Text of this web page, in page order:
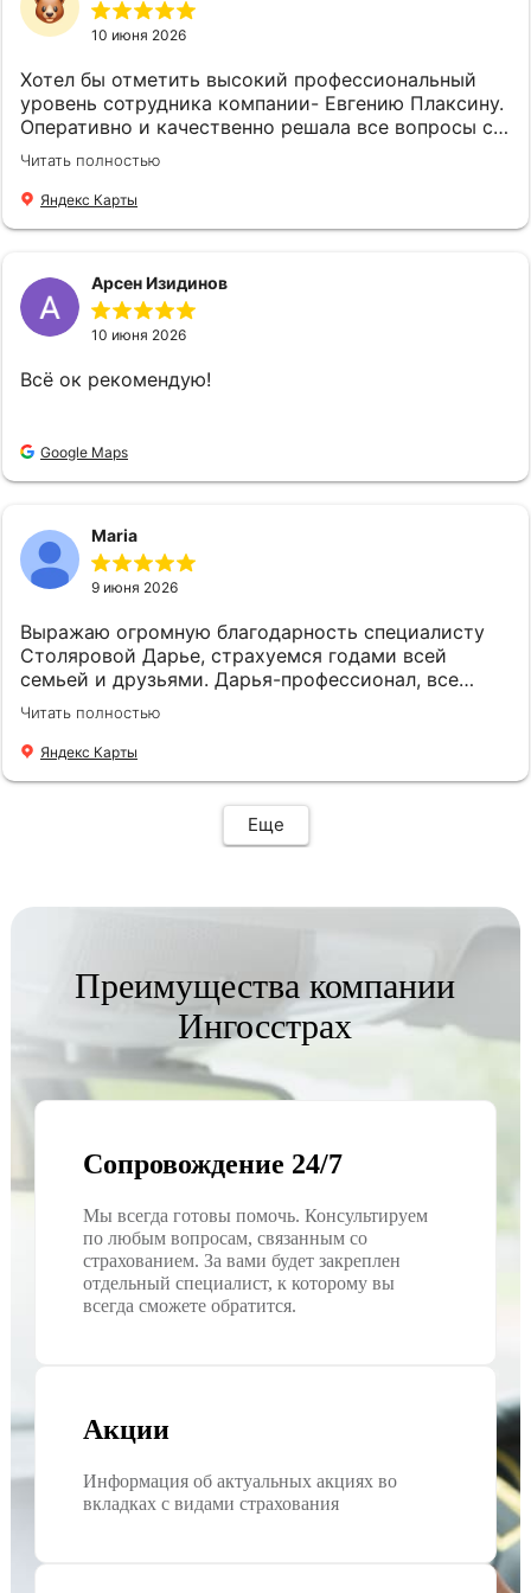
и признательность.Всегда очень приятно иметь
Искренне рекомендую Подковалихину Ольгу
Юрьевну всем, кто ищет надёжного и
компетентного партнёра в сфере страхования.
Спасибо вам Ольга Юрьевна за вашу отличную
работу!!! Также выражаю искреннюю
благодарность и признательность всем
сотрудникам компании "Страховой Дом ДБК" за
их слаженную и профессиональную работу! С
10 июня 2026
Хотел бы отметить высокий профессиональный
уровень сотрудника компании- Евгению Плаксину.
Оперативно и качественно решала все вопросы с
оформлением страхового полиса. Спасибо !
Читать полностью
Яндекс Карты
Арсен Изидинов
10 июня 2026
Всё ок рекомендую!
Google Maps
Maria
9 июня 2026
Выражаю огромную благодарность специалисту
Столяровой Дарье, страхуемся годами всей
семьей и друзьями. Дарья-профессионал, все
подскажет, подберет, посоветует. Рекомендую!
Читать полностью
Яндекс Карты
Еще
Преимущества компании
Ингосстрах
Сопровождение 24/7
Мы всегда готовы помочь. Консультируем
по любым вопросам, связанным со
страхованием. За вами будет закреплен
отдельный специалист, к которому вы
всегда сможете обратится.
Акции
Информация об актуальных акциях во
вкладках с видами страхования